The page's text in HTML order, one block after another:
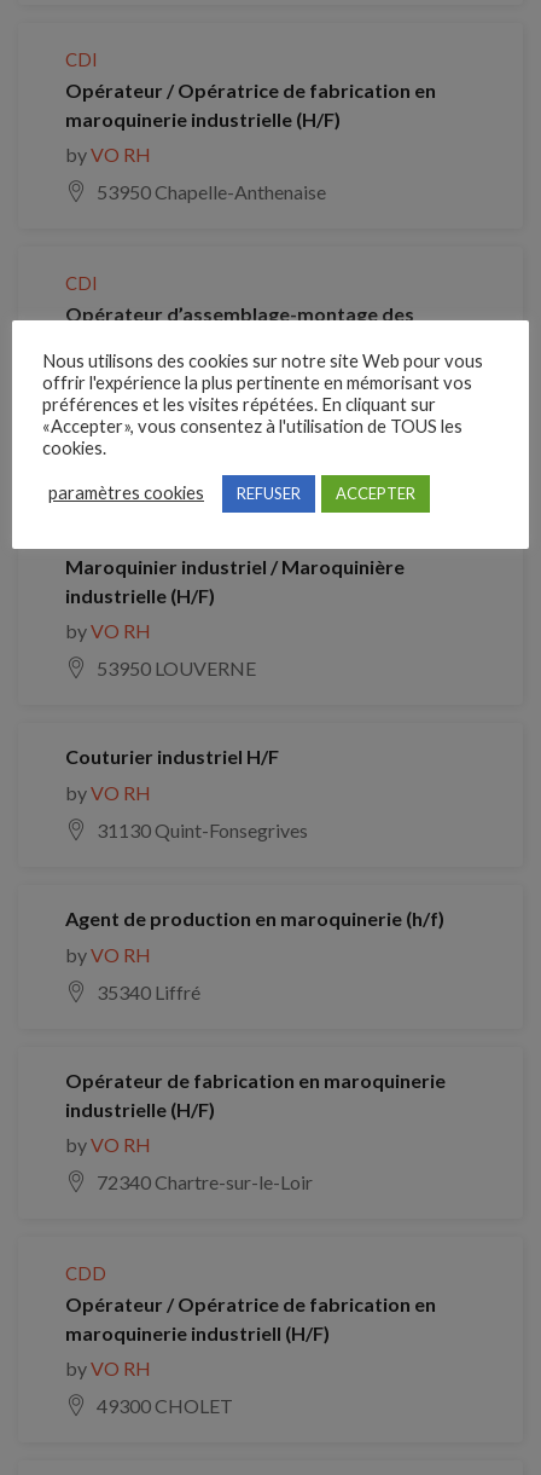
CDI
Opérateur / Opératrice de fabrication en
maroquinerie industrielle (H/F)
byVO RH
53950 Chapelle-Anthenaise
CDI
Opérateur d’assemblage-montage des
associés (H/F)
byVO RH
35300 Fougères
Maroquinier industriel / Maroquinière
industrielle (H/F)
byVO RH
53950 LOUVERNE
Couturier industriel H/F
byVO RH
31130 Quint-Fonsegrives
Agent de production en maroquinerie (h/f)
byVO RH
35340 Liffré
Opérateur de fabrication en maroquinerie
industrielle (H/F)
byVO RH
72340 Chartre-sur-le-Loir
CDD
Opérateur / Opératrice de fabrication en
maroquinerie industriell (H/F)
byVO RH
49300 CHOLET
Nous utilisons des cookies sur notre site Web pour vous
offrir l'expérience la plus pertinente en mémorisant vos
préférences et les visites répétées. En cliquant sur
«Accepter», vous consentez à l'utilisation de TOUS les
cookies.
paramètres cookies REFUSER ACCEPTER